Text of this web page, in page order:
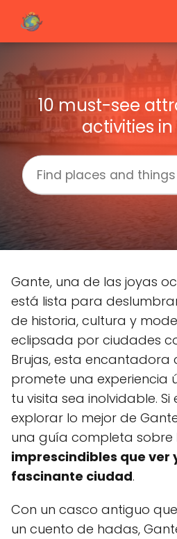
10 must-see
activities
Gante, una de las joyas
está lista para
de historia, cultura y
eclipsada por ciudades
Brujas, esta
promete una experiencia
tu visita sea inolvidable.
explorar lo mejor de
una guía completa sobre
imprescindibles que ver
fascinante ciudad.
Con un casco antiguo
un cuento de hadas,